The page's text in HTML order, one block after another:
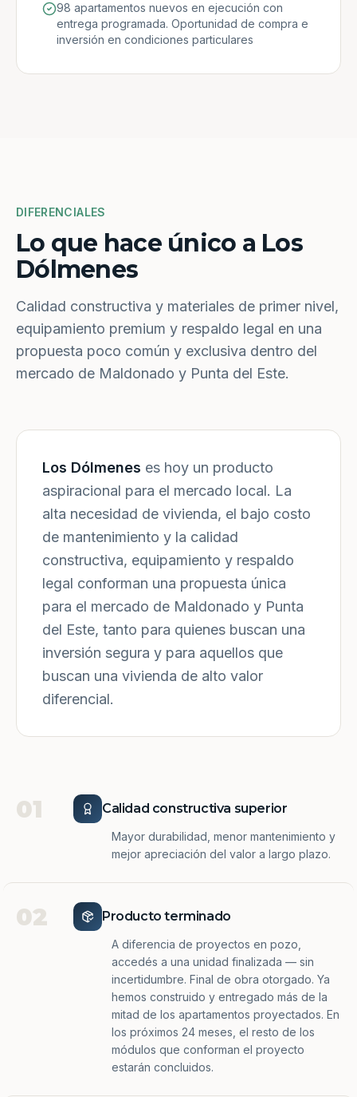
98 apartamentos nuevos en ejecución con
entrega programada. Oportunidad de compra e
inversión en condiciones particulares
DIFERENCIALES
Lo que hace único a Los
Dólmenes
Calidad constructiva y materiales de primer nivel,
equipamiento premium y respaldo legal en una
propuesta poco común y exclusiva dentro del
mercado de Maldonado y Punta del Este.
Los Dólmenes es hoy un producto
aspiracional para el mercado local. La
alta necesidad de vivienda, el bajo costo
de mantenimiento y la calidad
constructiva, equipamiento y respaldo
legal conforman una propuesta única
para el mercado de Maldonado y Punta
del Este, tanto para quienes buscan una
inversión segura y para aquellos que
buscan una vivienda de alto valor
diferencial.
01 Calidad constructiva superior
Mayor durabilidad, menor mantenimiento y
mejor apreciación del valor a largo plazo.
02 Producto terminado
A diferencia de proyectos en pozo,
accedés a una unidad finalizada — sin
incertidumbre. Final de obra otorgado. Ya
hemos construido y entregado más de la
mitad de los apartamentos proyectados. En
los próximos 24 meses, el resto de los
módulos que conforman el proyecto
estarán concluidos.